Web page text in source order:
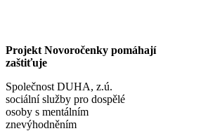
Projekt Novoročenky pomáhají
zaštiťuje
Společnost DUHA, z.ú.
sociální služby pro dospělé
osoby s mentálním
znevýhodněním